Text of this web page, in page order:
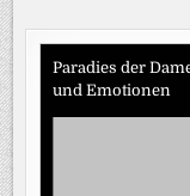
Beiträge
Paradies der
und Emotionen